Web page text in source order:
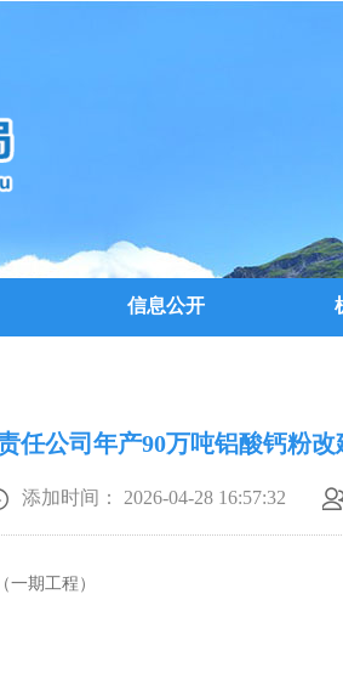
信息公开
任公司年产90万吨铝酸钙粉改
添加时间： 2026-04-28 16:57:32
一期工程）